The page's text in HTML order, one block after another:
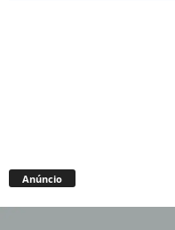
Anúncio